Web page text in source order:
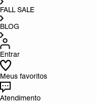
FALL SALE
BLOG
Entrar
Meus favoritos
Atendimento